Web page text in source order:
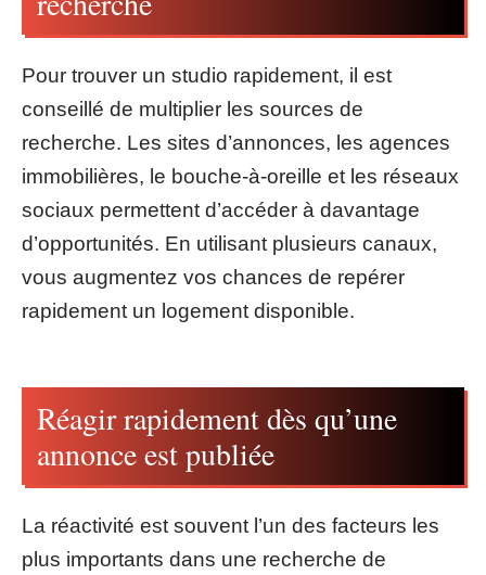
Pour trouver un studio rapidement, il est
conseillé de multiplier les sources de
recherche. Les sites d’annonces, les agences
immobilières, le bouche-à-oreille et les réseaux
sociaux permettent d’accéder à davantage
d’opportunités. En utilisant plusieurs canaux,
vous augmentez vos chances de repérer
rapidement un logement disponible.
Réagir rapidement dès qu’une
annonce est publiée
La réactivité est souvent l’un des facteurs les
plus importants dans une recherche de